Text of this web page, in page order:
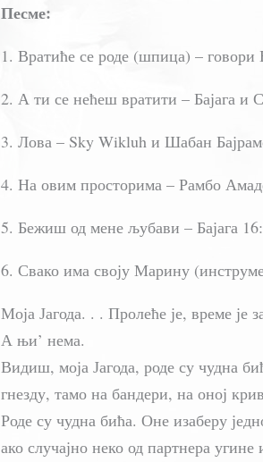
Песме:
1. Вратиће се роде (шпица) –
2. А ти се нећеш вратити – Бајага
3. Лова – Sky Wikluh и Шабан
4. На овим просторима – Рамбо
5. Бежиш од мене љубави – Бајага
6. Свако има своју Марину
Моја Јагода. . . Пролеће је, време је
А њи’ нема.
Видиш, моја Јагода, роде су чудна
гнезду, тамо на бандери, на оној
Роде су чудна бића. Оне изаберу
ако случајно неко од партнера